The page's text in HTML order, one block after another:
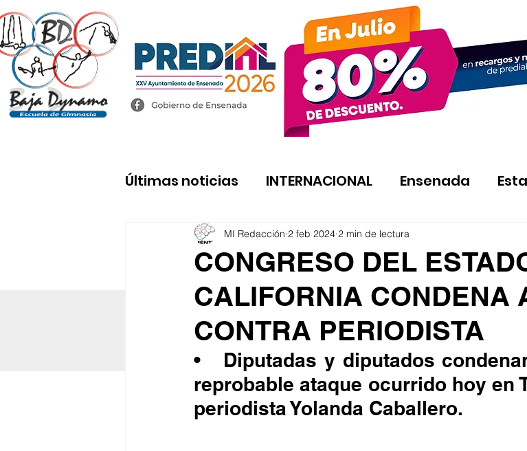
Últimas noticias INTERNACIONAL Ensenada
CONGRESO DEL
CALIFORNIA CONDENA
CONTRA PERIODISTA
MI Redacción 2 feb 2024 2 min de lectura
•	Diputadas y diputados condenan enérgicamente el
reprobable ataque ocurrido hoy en
periodista Yolanda Caballero.